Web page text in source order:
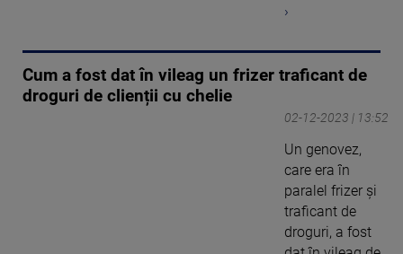
›
Cum a fost dat în vileag un frizer traficant de
droguri de clienții cu chelie
02-12-2023 | 13:52
Un genovez,
care era în
paralel frizer și
traficant de
droguri, a fost